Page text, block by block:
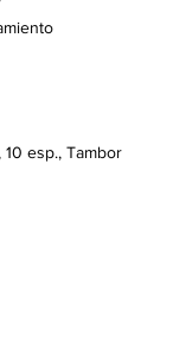
esp., Tambor